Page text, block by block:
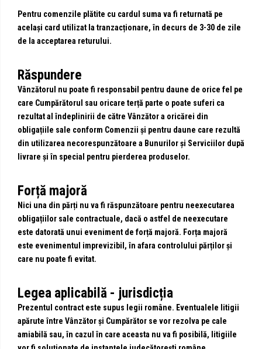
Pentru comenzile plătite cu cardul suma va fi returnată pe
același card utilizat la tranzacționare, în decurs de 3-30 de zile
de la acceptarea returului.
Răspundere
Vânzătorul nu poate fi responsabil pentru daune de orice fel pe
care Cumpărătorul sau oricare terță parte o poate suferi ca
rezultat al îndeplinirii de către Vânzător a oricărei din
obligațiile sale conform Comenzii și pentru daune care rezultă
din utilizarea necorespunzătoare a Bunurilor și Serviciilor după
livrare și în special pentru pierderea produselor.
Forță majoră
Nici una din părți nu va fi răspunzătoare pentru neexecutarea
obligațiilor sale contractuale, dacă o astfel de neexecutare
este datorată unui eveniment de forță majoră. Forța majoră
este evenimentul imprevizibil, în afara controlului părților și
care nu poate fi evitat.
Legea aplicabilă - jurisdicția
Prezentul contract este supus legii române. Eventualele litigii
apărute între Vânzător și Cumpărător se vor rezolva pe cale
amiabilă sau, în cazul în care aceasta nu va fi posibilă, litigiile